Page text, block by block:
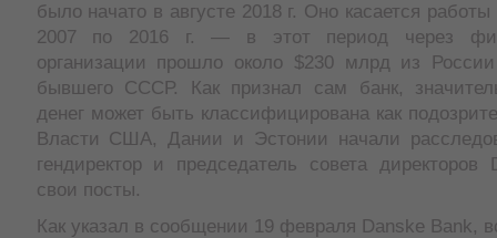
было начато в августе 2018 г. Оно касается
2007 по 2016 г. — в этот период через
организации прошло около $230 млрд из
бывшего СССР. Как признал сам банк,
денег может быть классифицирована как
Власти США, Дании и Эстонии начали
гендиректор и председатель совета директоров
свои посты.
Как указал в сообщении 19 февраля Danske Bank,